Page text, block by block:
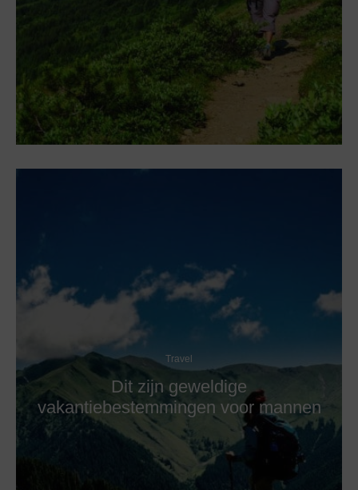
Travel
Dit zijn geweldige
vakantiebestemmingen voor mannen